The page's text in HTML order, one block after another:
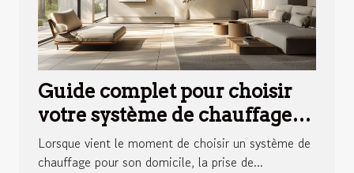
Guide complet pour choisir
votre système de chauffage
idéal
Lorsque vient le moment de choisir un système de
chauffage pour son domicile, la prise de...